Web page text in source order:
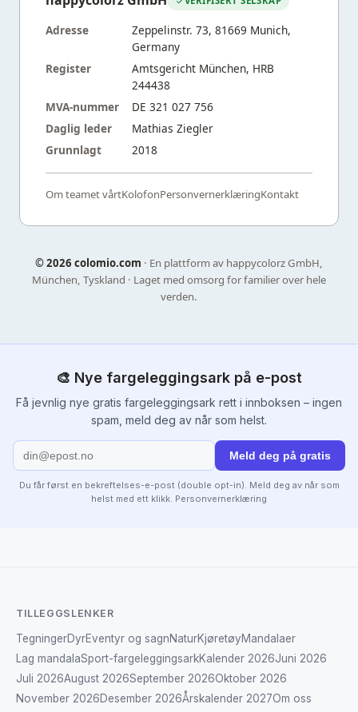
Adresse
Zeppelinstr. 73, 81669 Munich,
Germany
Register
Amtsgericht München, HRB
244438
MVA-nummer
DE 321 027 756
Daglig leder
Mathias Ziegler
Grunnlagt
2018
Om teamet vårtKolofonPersonvernerklæringKontakt
©2026 colomio.com · En plattform av happycolorz GmbH,
München, Tyskland · Laget med omsorg for familier over hele
verden.
🎨 Nye fargeleggingsark på e-post
Få jevnlig nye gratis fargeleggingsark rett i innboksen – ingen
spam, meld deg av når som helst.
Meld deg på gratis
Du får først en bekreftelses-e-post (double opt-in). Meld deg av når som
helst med ett klikk. Personvernerklæring
TILLEGGSLENKER
TegningerDyrEventyr og sagnNaturKjøretøyMandalaer
Lag mandalaSport-fargeleggingsarkKalender 2026Juni 2026
Juli 2026August 2026September 2026Oktober 2026
November 2026Desember 2026Årskalender 2027Om oss